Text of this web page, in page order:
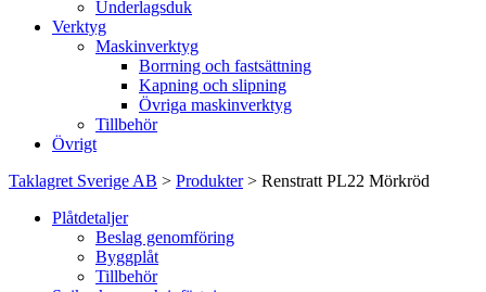
Underlagsduk
Verktyg
Maskinverktyg
Borrning och fastsättning
Kapning och slipning
Övriga maskinverktyg
Tillbehör
Övrigt
Taklagret Sverige AB > Produkter> Renstratt PL22 Mörkröd
Plåtdetaljer
Beslag genomföring
Byggplåt
Tillbehör